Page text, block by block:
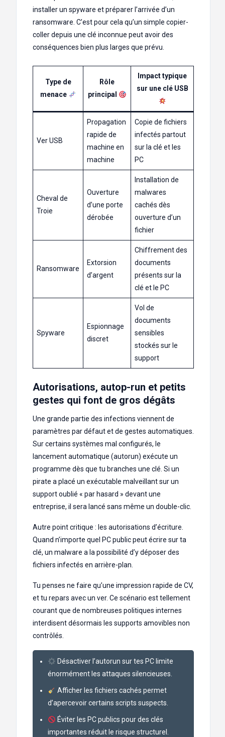
installer un spyware et préparer l’arrivée d’un
ransomware. C’est pour cela qu’un simple copier-
coller depuis une clé inconnue peut avoir des
conséquences bien plus larges que prévu.
Type de
menace
Rôle
principal
Impact typique
sur une clé USB
Ver USB
Propagation
rapide de
machine en
machine
Copie de fichiers
infectés partout
sur la clé et les
PC
Cheval de
Troie
Ouverture
d’une porte
dérobée
Installation de
malwares
cachés dès
ouverture d’un
fichier
Ransomware
Extorsion
d’argent
Chiffrement des
documents
présents sur la
clé et le PC
Spyware
Espionnage
discret
Vol de
documents
sensibles
stockés sur le
support
Autorisations, autop-run et petits
gestes qui font de gros dégâts
Une grande partie des infections viennent de
paramètres par défaut et de gestes automatiques.
Sur certains systèmes mal configurés, le
lancement automatique (autorun) exécute un
programme dès que tu branches une clé. Si un
pirate a placé un exécutable malveillant sur un
support oublié « par hasard » devant une
entreprise, il sera lancé sans même un double-clic.
Autre point critique : les autorisations d’écriture.
Quand n’importe quel PC public peut écrire sur ta
clé, un malware a la possibilité d’y déposer des
fichiers infectés en arrière-plan.
Tu penses ne faire qu’une impression rapide de CV,
et tu repars avec un ver. Ce scénario est tellement
courant que de nombreuses politiques internes
interdisent désormais les supports amovibles non
contrôlés.
Désactiver l’autorun sur tes PC limite
énormément les attaques silencieuses.
Afficher les fichiers cachés permet
d’apercevoir certains scripts suspects.
Éviter les PC publics pour des clés
importantes réduit le risque structurel.